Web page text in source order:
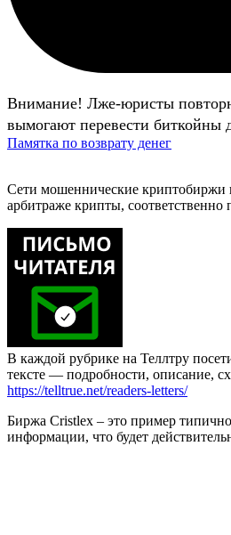
Внимание! Лже-юристы
вымогают перевести биткойны
Памятка по возврату денег
Сети мошеннические криптобиржи
арбитраже крипты,
В каждой рубрике на Теллтру
тексте — подробности, описание,
https://telltrue.net/readers-letters/
Биржа Cristlex – это пример
информации, что будет